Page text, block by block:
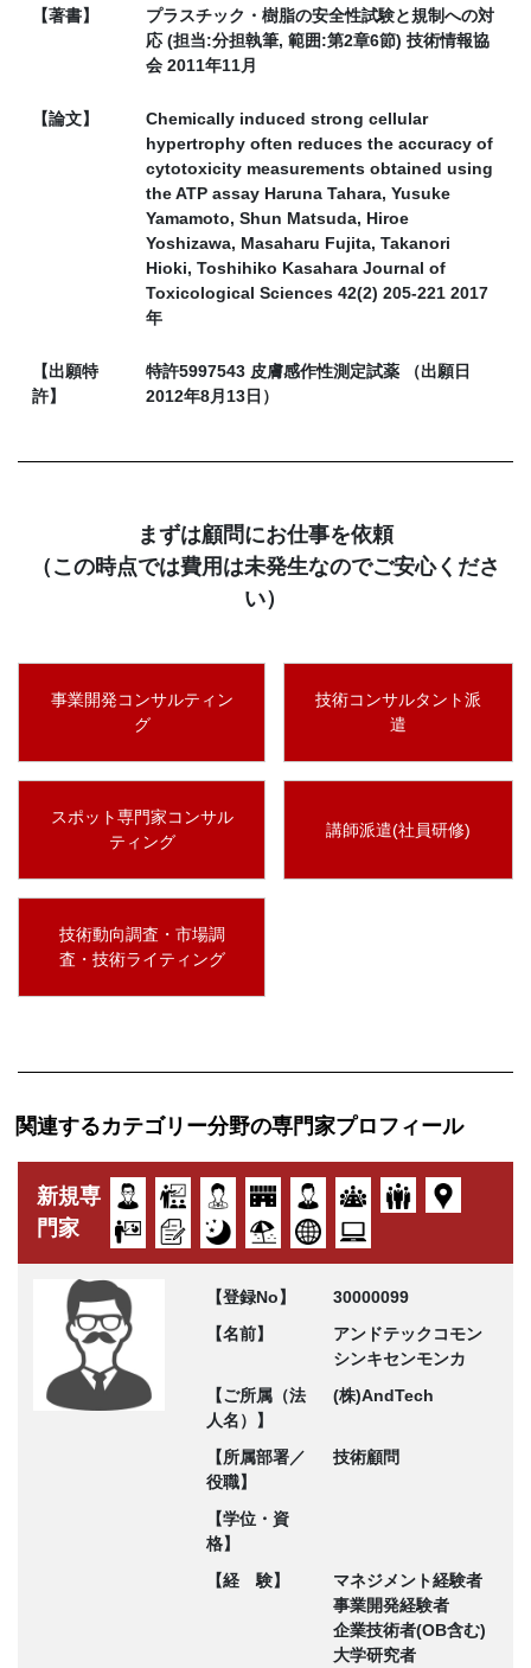
【著書】
プラスチック・樹脂の安全性試験と規制への対
応 (担当:分担執筆, 範囲:第2章6節) 技術情報協
会 2011年11月
【論文】
Chemically induced strong cellular
hypertrophy often reduces the accuracy of
cytotoxicity measurements obtained using
the ATP assay Haruna Tahara, Yusuke
Yamamoto, Shun Matsuda, Hiroe
Yoshizawa, Masaharu Fujita, Takanori
Hioki, Toshihiko Kasahara Journal of
Toxicological Sciences 42(2) 205-221 2017
年
【出願特
許】
特許5997543 皮膚感作性測定試薬 （出願日
2012年8月13日）
まずは顧問にお仕事を依頼
（この時点では費用は未発生なのでご安心くださ
い）
事業開発コンサルティン
グ
技術コンサルタント派
遣
スポット専門家コンサル
ティング
講師派遣(社員研修)
技術動向調査・市場調
査・技術ライティング
関連するカテゴリー分野の専門家プロフィール
新規専
門家
【登録No】
30000099
【名前】
アンドテックコモン
シンキセンモンカ
【ご所属（法
人名）】
(株)AndTech
【所属部署／
役職】
技術顧問
【学位・資
格】
【経 験】
マネジメント経験者
事業開発経験者
企業技術者(OB含む)
大学研究者